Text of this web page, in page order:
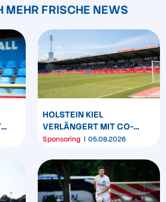
MEHR FRISCHE NEWS
HOLSTEIN KIEL
VERLÄNGERT MIT CO-
SPONSOR SPREHE
Sponsoring 05.08.2026